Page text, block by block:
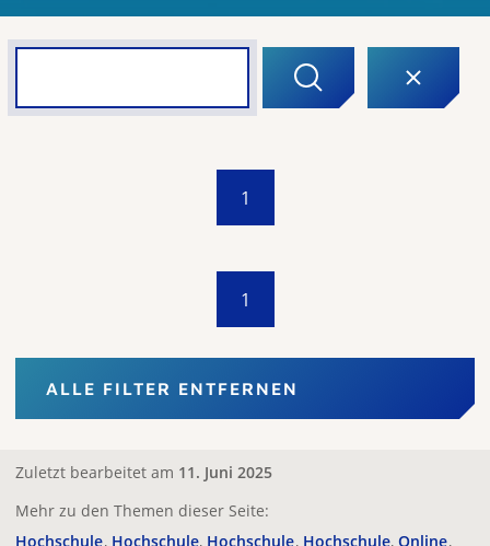
1
1
ALLE FILTER ENTFERNEN
Zuletzt bearbeitet am 11. Juni 2025
Mehr zu den Themen dieser Seite:
Hochschule Hochschule Hochschule Hochschule Online